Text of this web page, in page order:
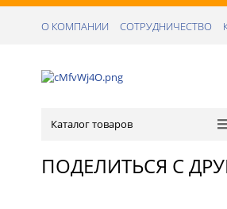
О КОМПАНИИ СОТРУДНИЧЕСТВО
Каталог товаров
ПОДЕЛИТЬСЯ С